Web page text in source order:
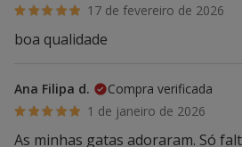
17 de fevereiro de 2026
boa qualidade
Ana Filipa d.
Compra verificada
1 de janeiro de 2026
As minhas gatas adoraram. Só